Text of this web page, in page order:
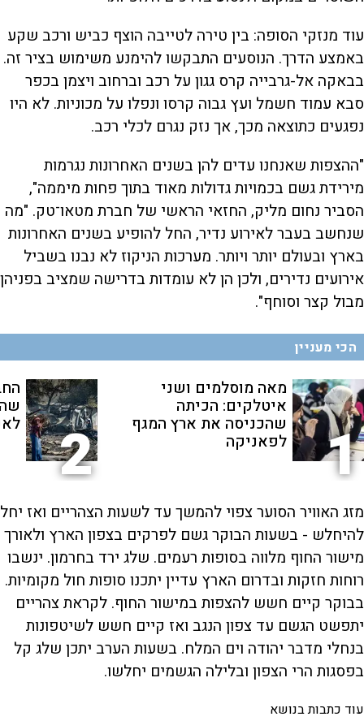
עוד מנזקי הסופה: בין טירה לטייבה הוצף כביש ורכב שקע
באמצע הדרך. הנוסעים התבקשו להימנע משימוש בציר זה.
בבאקה אל-גרבייה קרס גגון על רכב וברחוב ויצמן בכפר
סבא עמוד חשמל ועץ גבוה קרסו ונפלו על מכוניות. לא היו
נפגעים כתוצאה מכך, אך נזק נגרם לכלי רכב.
"ההצפות שאנחנו עדים להן בשנים האחרונות נגרמות
מירידת גשם בכמויות גדולות מאוד בתוך פחות מיממה",
הסביר נחום מליק, החזאי הראשי של חברת מטאו־טק. "מה
שנחשב בעבר לאירוע נדיר, החל להופיע בשנים האחרונות
בארץ ובעולם יותר ויותר. מערכות הניקוז לא נבנו בשביל
אירועים נדירים, ולכן הן לא עומדות בדרישה שמציב בפניהן
מבול קצר וסוחף".
הכי מעניין
1
מאה מוסלמים ושני
איטלקים: הכיתה
שהכניסה את ארץ המגף
לפאניקה 2
מזג האוויר הסוער צפוי להמשך עד לשעות הצהריים ואז יחל
להיחלש - בשעות הבוקר גשם לפרקים בצפון הארץ ולאורך
מישור החוף מלווה בסופות רעמים. שלג ירד בחרמון. ינשבו
רוחות חזקות ובדרום הארץ עדיין יתכנו סופות חול מקומיות.
בבוקר קיים חשש להצפות במישור החוף. לקראת צהריים
יתפשט הגשם עד צפון הנגב ואז קיים חשש לשיטפונות
בנחלי מדבר יהודה וים המלח. בשעות הערב יתכן שלג קל
בפסגות הרי הצפון ובלילה הגשמים יחלשו.
עוד כתבות בנושא